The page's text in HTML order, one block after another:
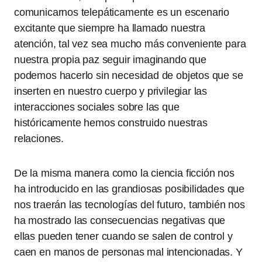
comunicarnos telepáticamente es un escenario
excitante que siempre ha llamado nuestra
atención, tal vez sea mucho más conveniente para
nuestra propia paz seguir imaginando que
podemos hacerlo sin necesidad de objetos que se
inserten en nuestro cuerpo y privilegiar las
interacciones sociales sobre las que
históricamente hemos construido nuestras
relaciones.
De la misma manera como la ciencia ficción nos
ha introducido en las grandiosas posibilidades que
nos traerán las tecnologías del futuro, también nos
ha mostrado las consecuencias negativas que
ellas pueden tener cuando se salen de control y
caen en manos de personas mal intencionadas. Y